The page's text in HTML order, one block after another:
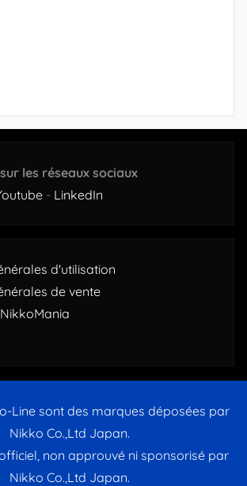
les réseaux sociaux
- LinkedIn
d'utilisation
de vente
Line sont des marques déposées par
Nikko Co.,Ltd Japan.
non approuvé ni sponsorisé par
Nikko Co.,Ltd Japan.